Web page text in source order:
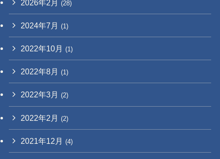
2026年2月 (28)
2024年7月 (1)
2022年10月 (1)
2022年8月 (1)
2022年3月 (2)
2022年2月 (2)
2021年12月 (4)